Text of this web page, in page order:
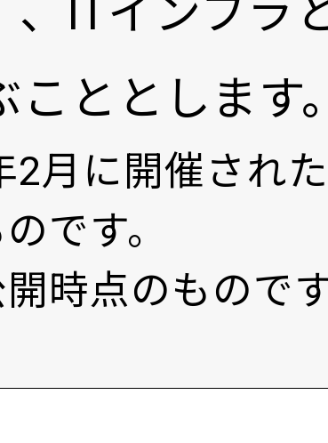
、ITインフラ
こととします
月に開催され
です。
時点のもので